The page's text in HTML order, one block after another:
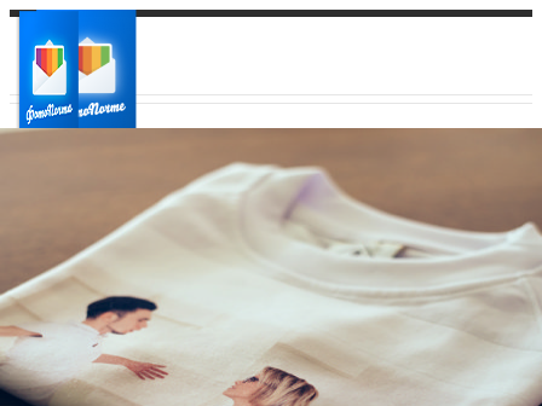
Ваш регион доставки
Выберите из списка: